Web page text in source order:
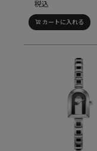
税込
カートに入れる